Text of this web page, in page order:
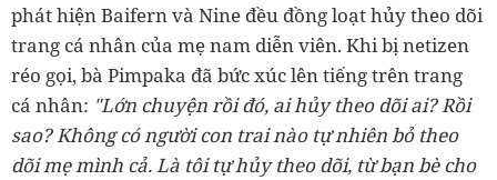
phát hiện Baifern và Nine đều đồng loạt hủy theo dõi
trang cá nhân của mẹ nam diễn viên. Khi bị netizen
réo gọi, bà Pimpaka đã bức xúc lên tiếng trên trang
cá nhân: "Lớn chuyện rồi đó, ai hủy theo dõi ai? Rồi
sao? Không có người con trai nào tự nhiên bỏ theo
dõi mẹ mình cả. Là tôi tự hủy theo dõi, từ bạn bè cho